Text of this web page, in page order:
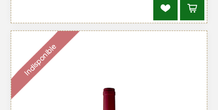
Indisponible